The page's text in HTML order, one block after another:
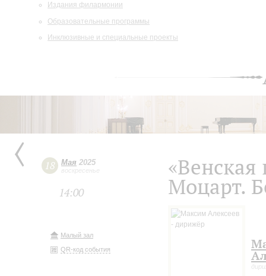
Издания филармонии
Образовательные программы
Инклюзивные и специальные проекты
18 Мая 2025
воскресенье
14:00
Малый зал
QR-код события
«Венская
Моцарт.